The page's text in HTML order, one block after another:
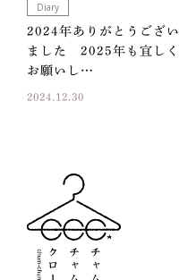
Diary
2024年ありがとうござい
ました 2025年も宜しく
お願いし…
2024.12.30